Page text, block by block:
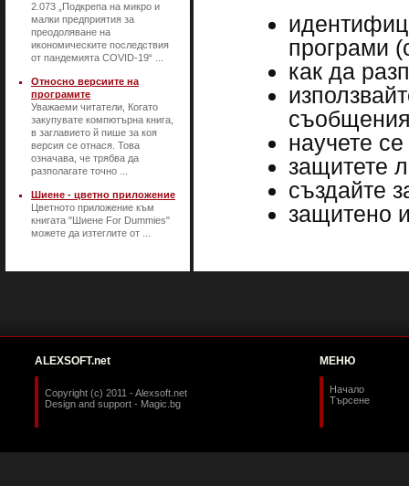
2.073 „Подкрепа на микро и
малки предприятия за
преодоляване на
икономическите последствия
от пандемията COVID-19“ ...
Относно версиите на
програмите
Уважаеми читатели, Когато
закупувате компютърна книга,
в заглавието й пише за коя
версия се отнася. Това
означава, че трябва да
разполагате точно ...
Шиене - цветно приложение
Цветното приложение към
книгата "Шиене For Dummies"
можете да изтеглите от ...
програми
как да
научете
защитете
създайте
защитено
ALEXSOFT.net
Copyright (c) 2011 - Alexsoft.net
Design and support - Magic.bg
МЕНЮ
Начало
Търсене